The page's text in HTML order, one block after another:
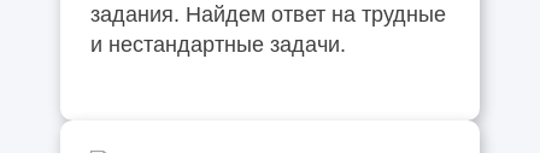
задания. Найдем ответ на трудные
и нестандартные задачи.